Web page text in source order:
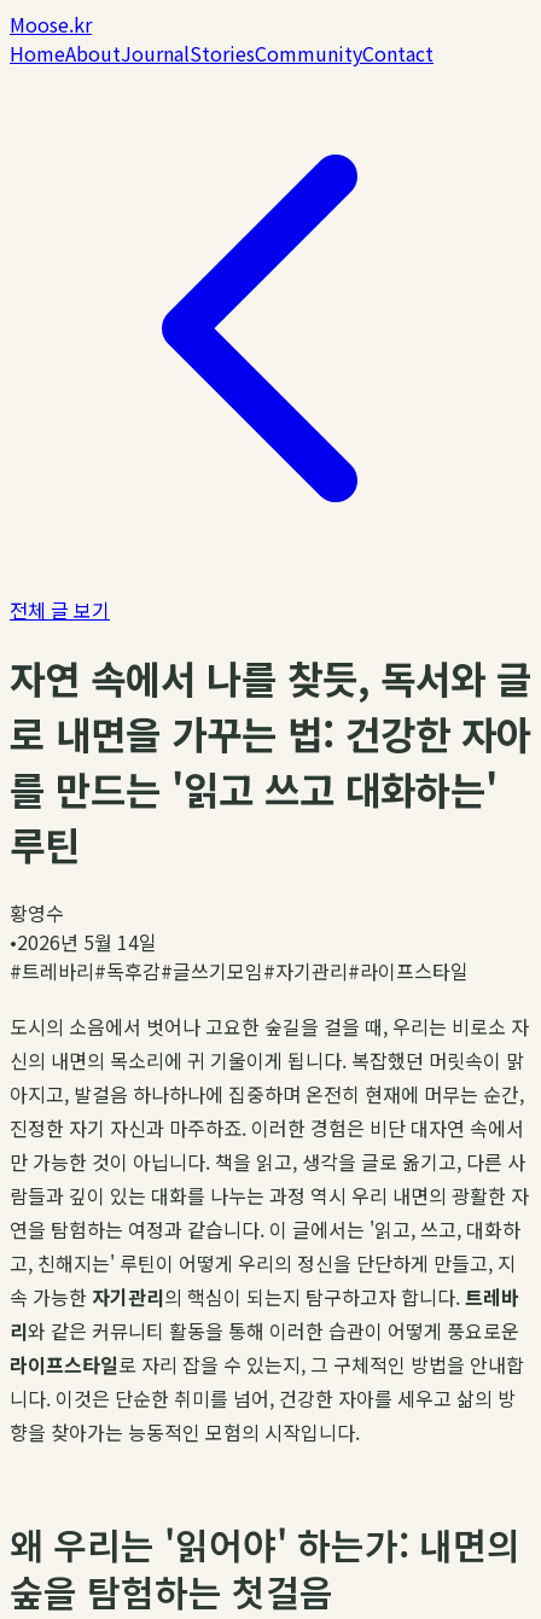
Moose.kr
HomeAboutJournalStoriesCommunityContact
전체 글 보기
자연 속에서 나를 찾듯, 독서와 글
로 내면을 가꾸는 법: 건강한 자아
를 만드는 '읽고 쓰고 대화하는'
루틴
황영수
•2026년 5월 14일
#트레바리#독후감#글쓰기모임#자기관리#라이프스타일
도시의 소음에서 벗어나 고요한 숲길을 걸을 때, 우리는 비로소 자
신의 내면의 목소리에 귀 기울이게 됩니다. 복잡했던 머릿속이 맑
아지고, 발걸음 하나하나에 집중하며 온전히 현재에 머무는 순간,
진정한 자기 자신과 마주하죠. 이러한 경험은 비단 대자연 속에서
만 가능한 것이 아닙니다. 책을 읽고, 생각을 글로 옮기고, 다른 사
람들과 깊이 있는 대화를 나누는 과정 역시 우리 내면의 광활한 자
연을 탐험하는 여정과 같습니다. 이 글에서는 '읽고, 쓰고, 대화하
고, 친해지는' 루틴이 어떻게 우리의 정신을 단단하게 만들고, 지
속 가능한 자기관리의 핵심이 되는지 탐구하고자 합니다.트레바
리와 같은 커뮤니티 활동을 통해 이러한 습관이 어떻게 풍요로운
라이프스타일로 자리 잡을 수 있는지, 그 구체적인 방법을 안내합
니다. 이것은 단순한 취미를 넘어, 건강한 자아를 세우고 삶의 방
향을 찾아가는 능동적인 모험의 시작입니다.
왜 우리는 '읽어야' 하는가: 내면의
숲을 탐험하는 첫걸음